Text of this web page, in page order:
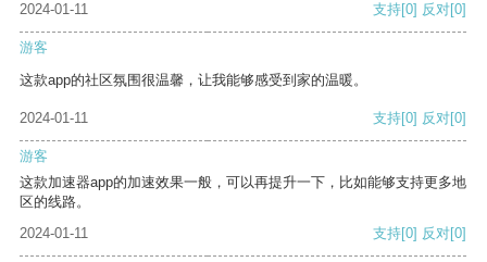
2024-01-11 支持[0] 反对[0]
游客
这款app的社区氛围很温馨，让我能够感受到家的温暖。
2024-01-11 支持[0] 反对[0]
游客
这款加速器app的加速效果一般，可以再提升一下，比如能够支持更多地
区的线路。
2024-01-11
支持[0] 反对[0]